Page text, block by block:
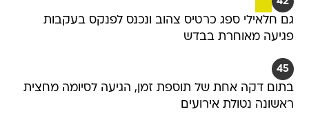
גם חלאילי ספג כרטיס צהוב ונכנס לפנקס בעקבות
פגיעה מאוחרת בבדש
45
בתום דקה אחת של תוספת זמן, הגיעה לסיומה מחצית
ראשונה נטולת אירועים